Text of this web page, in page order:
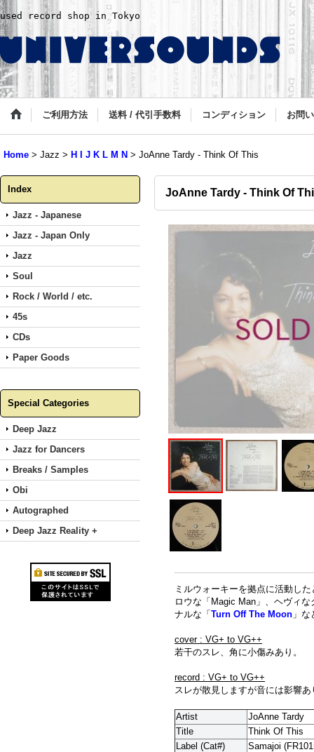
used record shop in Tokyo
ご利用方法 送料 / 代引手数料 コンディション お問
Home > Jazz > H I J K L M N > JoAnne Tardy - Think Of This
Index
Jazz - Japanese
Jazz - Japan Only
Jazz
Soul
Rock / World / etc.
45s
CDs
Paper Goods
Special Categories
Deep Jazz
Jazz for Dancers
Breaks / Samples
Obi
Autographed
Deep Jazz Reality +
JoAnne Tardy - Think Of
ミルウォーキーを拠点に活動し
ロウな「Magic Man」、ヘヴィな
ナルな「 Turn Off The Moon 」
cover : VG+ to VG++
若干のスレ、角に小傷みあり。
record : VG+ to VG++
スレが散見しますが音には影響あ
Artist
JoAnne Tardy
Title
Think Of This
Label (Cat#)
Samajoi (